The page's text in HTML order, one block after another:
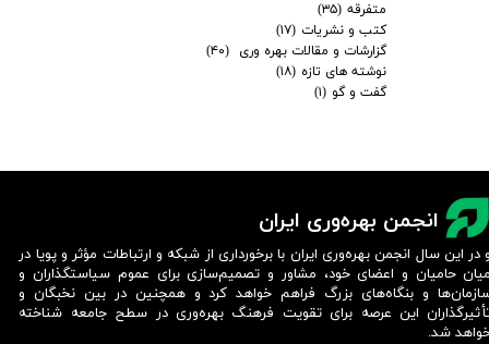
متفرقه (۳۵)
کتب و نشریات (۱۷)
گزارشات و مقالات بهره وری
(۴۰)
نوشته های تازه (۱۸)
گفت و گو (۱)
انجمن بهره‌وری ایران
در این سال انجمن بهره‌وری ایران با برخورداری از شبکه و ارتباطات مؤثر و پویا در
حامیان و اعضای خود، مشاور و تصمیم‌سازی برای عموم سیاستگذاران و
و بنگاه‌های بزرگ فراهم خواهد کرد و همچنین در بین نخبگان و
این عرصه برای تقویت فرهنگ بهره‌وری در سطح جامعه شناخته
شد.​​​​​​​